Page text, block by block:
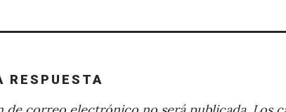
RESPUESTA